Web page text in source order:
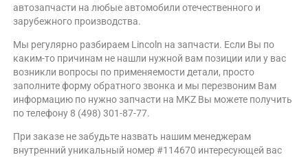
автозапчасти на любые автомобили отечественного и
зарубежного производства.
Мы регулярно разбираем Lincoln на запчасти. Если Вы по
каким-то причинам не нашли нужной вам позиции или у вас
возникли вопросы по применяемости детали, просто
заполните форму обратного звонка и мы перезвоним Вам
информацию по нужно запчасти на MKZ Вы можете получить
по телефону 8 (498) 301-87-77.
При заказе не забудьте назвать нашим менеджерам
внутренний уникальный номер #114670 интересующей вас